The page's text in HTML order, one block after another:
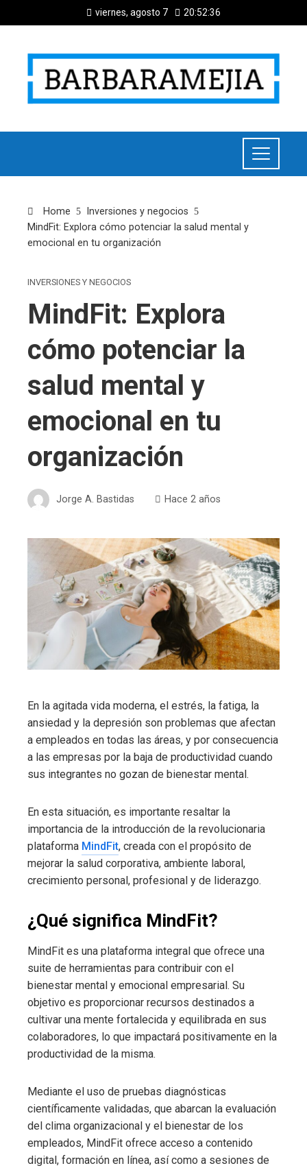
viernes, agosto 7 20:52:37
Home
Inversiones y negocios
MindFit: Explora cómo potenciar la salud mental y
emocional en tu organización
INVERSIONES Y NEGOCIOS
MindFit: Explora
cómo potenciar la
salud mental y
emocional en tu
organización
Jorge A. Bastidas Hace 2 años
En la agitada vida moderna, el estrés, la fatiga, la
ansiedad y la depresión son problemas que afectan
a empleados en todas las áreas, y por consecuencia
a las empresas por la baja de productividad cuando
sus integrantes no gozan de bienestar mental.
En esta situación, es importante resaltar la
importancia de la introducción de la revolucionaria
plataforma MindFit, creada con el propósito de
mejorar la salud corporativa, ambiente laboral,
crecimiento personal, profesional y de liderazgo.
¿Qué significa MindFit?
MindFit es una plataforma integral que ofrece una
suite de herramientas para contribuir con el
bienestar mental y emocional empresarial. Su
objetivo es proporcionar recursos destinados a
cultivar una mente fortalecida y equilibrada en sus
colaboradores, lo que impactará positivamente en la
productividad de la misma.
Mediante el uso de pruebas diagnósticas
científicamente validadas, que abarcan la evaluación
del clima organizacional y el bienestar de los
empleados, MindFit ofrece acceso a contenido
digital, formación en línea, así como a sesiones de